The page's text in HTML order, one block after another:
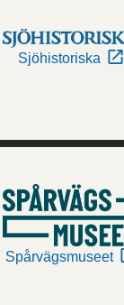
Sjöhistoriska
Spårvägsmuseet